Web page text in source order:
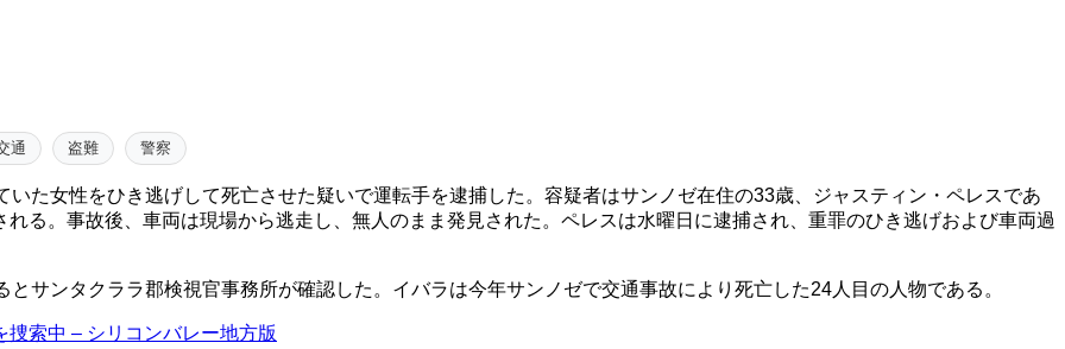
通 盗難 警察
た女性をひき逃げして死亡させた疑いで運転手を逮捕した。容疑者はサンノゼ在住の33歳、ジャスティン・ペレスであ
る。事故後、車両は現場から逃走し、無人のまま発見された。ペレスは水曜日に逮捕され、重罪のひき逃げおよび車両過
サンタクララ郡検視官事務所が確認した。イバラは今年サンノゼで交通事故により死亡した24人目の人物である。
索中 – シリコンバレー地方版